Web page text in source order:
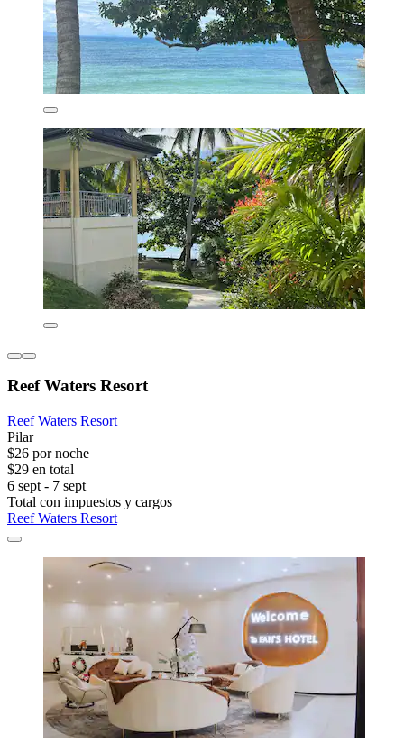
Reef Waters Resort
Reef Waters Resort
Pilar
$26 por noche
$29 en total
6 sept - 7 sept
Total con impuestos y cargos
Reef Waters Resort